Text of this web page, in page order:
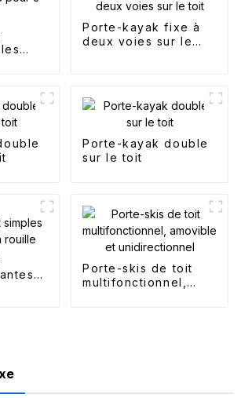
Porte-kayak fixe à
deux voies sur le
Porte-kayak double
sur le toit
à
Porte-skis de toit
multifonctionnel,